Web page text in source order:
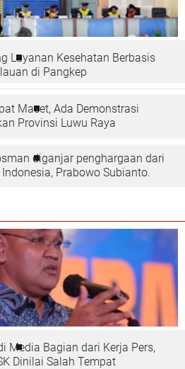
Layanan Kesehatan Berbasis
di Pangkep
Macet, Ada Demonstrasi
Provinsi Luwu Raya
diganjar penghargaan dari
Prabowo Subianto.
Media Bagian dari Kerja Pers,
Dinilai Salah Tempat